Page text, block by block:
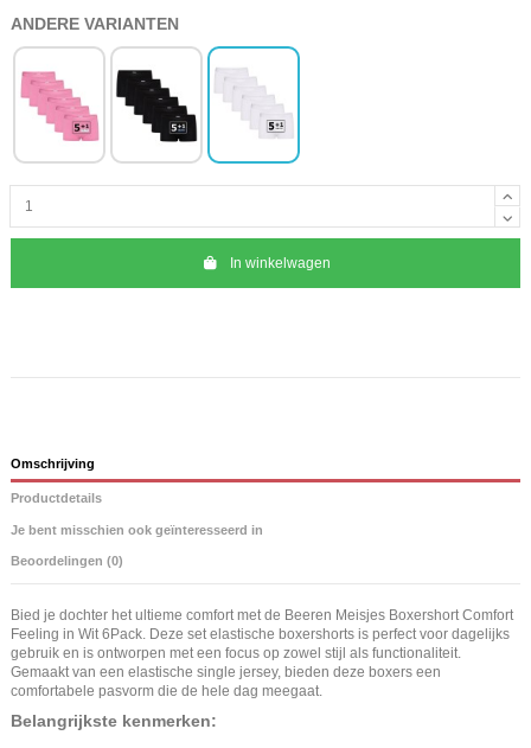
ANDERE VARIANTEN
In winkelwagen
Omschrijving
Productdetails
Je bent misschien ook geïnteresseerd in
Beoordelingen (0)
Bied je dochter het ultieme comfort met de Beeren Meisjes Boxershort Comfort
Feeling in Wit 6Pack. Deze set elastische boxershorts is perfect voor dagelijks
gebruik en is ontworpen met een focus op zowel stijl als functionaliteit.
Gemaakt van een elastische single jersey, bieden deze boxers een
comfortabele pasvorm die de hele dag meegaat.
Belangrijkste kenmerken: